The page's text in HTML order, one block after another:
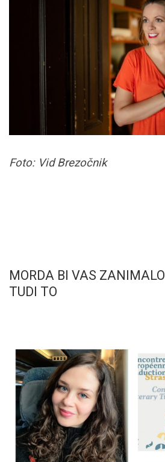
Foto: Vid Brezočnik
MORDA BI VAS ZANIMALO
TUDI TO